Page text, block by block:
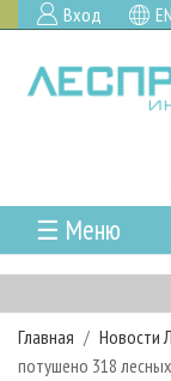
Вход EN
☰ Меню
ГЛАВНАЯ
РУБРИКИ И ТЕМЫ
РУБРИКИ
НОВОСТИ
Главная Новости
потушено 318